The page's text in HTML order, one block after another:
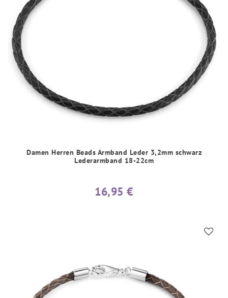
Damen Herren Beads Armband Leder 3,2mm schwarz
Lederarmband 18-22cm
16,95 €